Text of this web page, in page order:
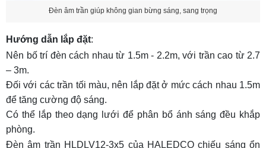
Đèn âm trần giúp không gian bừng sáng, sang trọng
Hướng dẫn lắp đặt:
Nên bố trí đèn cách nhau từ 1.5m - 2.2m, với trần cao từ 2.7
– 3m.
Đối với các trần tối màu, nên lắp đặt ở mức cách nhau 1.5m
để tăng cường độ sáng.
Có thể lắp theo dạng lưới để phân bổ ánh sáng đều khắp
phòng.
Đèn âm trần HLDLV12-3x5 của HALEDCO chiếu sáng ổn